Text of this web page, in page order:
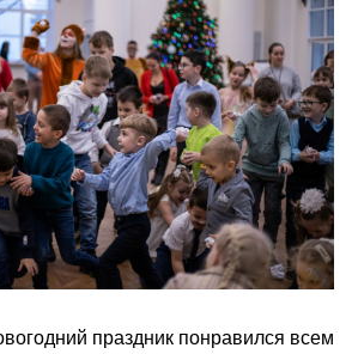
праздник понравился всем